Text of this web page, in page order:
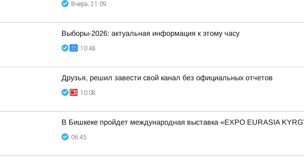
Вчера, 21:09
Выборы-2026: актуальная информация к этому часу
10:48
Друзья, решил завести свой канал без официальных отчетов
10:08
В Бишкеке пройдет международная выставка «EXPO EURASIA
06:45